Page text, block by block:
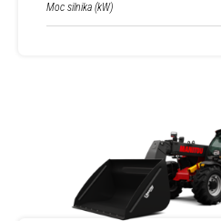
Moc silnika (kW)